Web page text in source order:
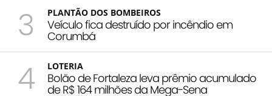
3 PLANTÃO DOS BOMBEIROS
Veículo fica destruído por incêndio em
Corumbá
4 LOTERIA
Bolão de Fortaleza leva prêmio acumulado
de R$ 164 milhões da Mega-Sena